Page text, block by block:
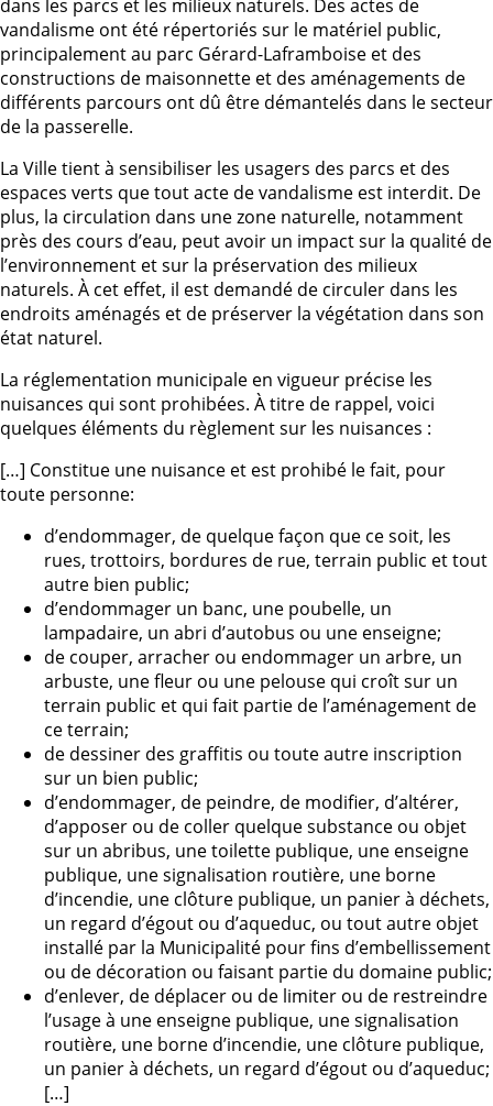
dans les parcs et les milieux naturels. Des actes de
vandalisme ont été répertoriés sur le matériel public,
principalement au parc Gérard-Laframboise et des
constructions de maisonnette et des aménagements de
différents parcours ont dû être démantelés dans le secteur
de la passerelle.
La Ville tient à sensibiliser les usagers des parcs et des
espaces verts que tout acte de vandalisme est interdit. De
plus, la circulation dans une zone naturelle, notamment
près des cours d’eau, peut avoir un impact sur la qualité de
l’environnement et sur la préservation des milieux
naturels. À cet effet, il est demandé de circuler dans les
endroits aménagés et de préserver la végétation dans son
état naturel.
La réglementation municipale en vigueur précise les
nuisances qui sont prohibées. À titre de rappel, voici
quelques éléments du règlement sur les nuisances :
[…] Constitue une nuisance et est prohibé le fait, pour
toute personne:
d’endommager, de quelque façon que ce soit, les
rues, trottoirs, bordures de rue, terrain public et tout
autre bien public;
d’endommager un banc, une poubelle, un
lampadaire, un abri d’autobus ou une enseigne;
de couper, arracher ou endommager un arbre, un
arbuste, une fleur ou une pelouse qui croît sur un
terrain public et qui fait partie de l’aménagement de
ce terrain;
de dessiner des graffitis ou toute autre inscription
sur un bien public;
d’endommager, de peindre, de modifier, d’altérer,
d’apposer ou de coller quelque substance ou objet
sur un abribus, une toilette publique, une enseigne
publique, une signalisation routière, une borne
d’incendie, une clôture publique, un panier à déchets,
un regard d’égout ou d’aqueduc, ou tout autre objet
installé par la Municipalité pour fins d’embellissement
ou de décoration ou faisant partie du domaine public;
d’enlever, de déplacer ou de limiter ou de restreindre
l’usage à une enseigne publique, une signalisation
routière, une borne d’incendie, une clôture publique,
un panier à déchets, un regard d’égout ou d’aqueduc;
[…]